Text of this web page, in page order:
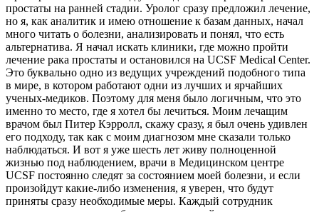
простаты на ранней стадии. Уролог сразу предложил лечение,
но я, как аналитик и имею отношение к базам данных, начал
много читать о болезни, анализировать и понял, что есть
альтернатива. Я начал искать клиники, где можно пройти
лечение рака простаты и остановился на UCSF Medical Center.
Это буквально одно из ведущих учреждений подобного типа
в мире, в котором работают одни из лучших и ярчайших
ученых-медиков. Поэтому для меня было логичным, что это
именно то место, где я хотел бы лечиться. Моим лечащим
врачом был Питер Кэрролл, скажу сразу, я был очень удивлен
его подходу, так как с моим диагнозом мне сказали только
наблюдаться. И вот я уже шесть лет живу полноценной
жизнью под наблюдением, врачи в Медицинском центре
UCSF постоянно следят за состоянием моей болезни, и если
произойдут какие-либо изменения, я уверен, что будут
приняты сразу необходимые меры. Каждый сотрудник